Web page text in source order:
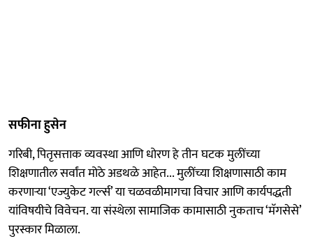
सफीना हुसेन
गरिबी, पितृसत्ताक व्यवस्था आणि धोरण हे तीन घटक मुलींच्या
शिक्षणातील सर्वांत मोठे अडथळे आहेत... मुलींच्या शिक्षणासाठी काम
करणाऱ्या ‘एज्युकेट गर्ल्स’ या चळवळीमागचा विचार आणि कार्यपद्धती
यांविषयीचे विवेचन. या संस्थेला सामाजिक कामासाठी नुकताच ‘मॅगसेसे’
पुरस्कार मिळाला.